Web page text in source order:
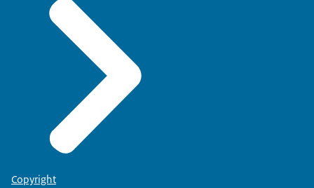
Copyright